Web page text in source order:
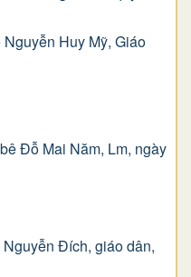
Huy Mỹ, Giáo
Ðỗ Mai Năm, Lm, ngày
Ðích, giáo dân,